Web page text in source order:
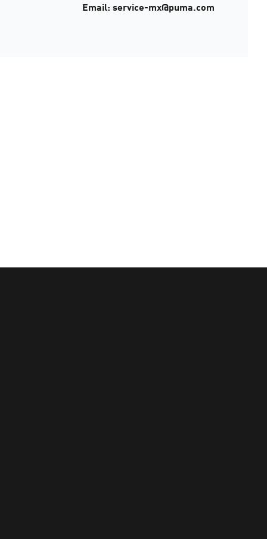
Email: service-mx@puma.com